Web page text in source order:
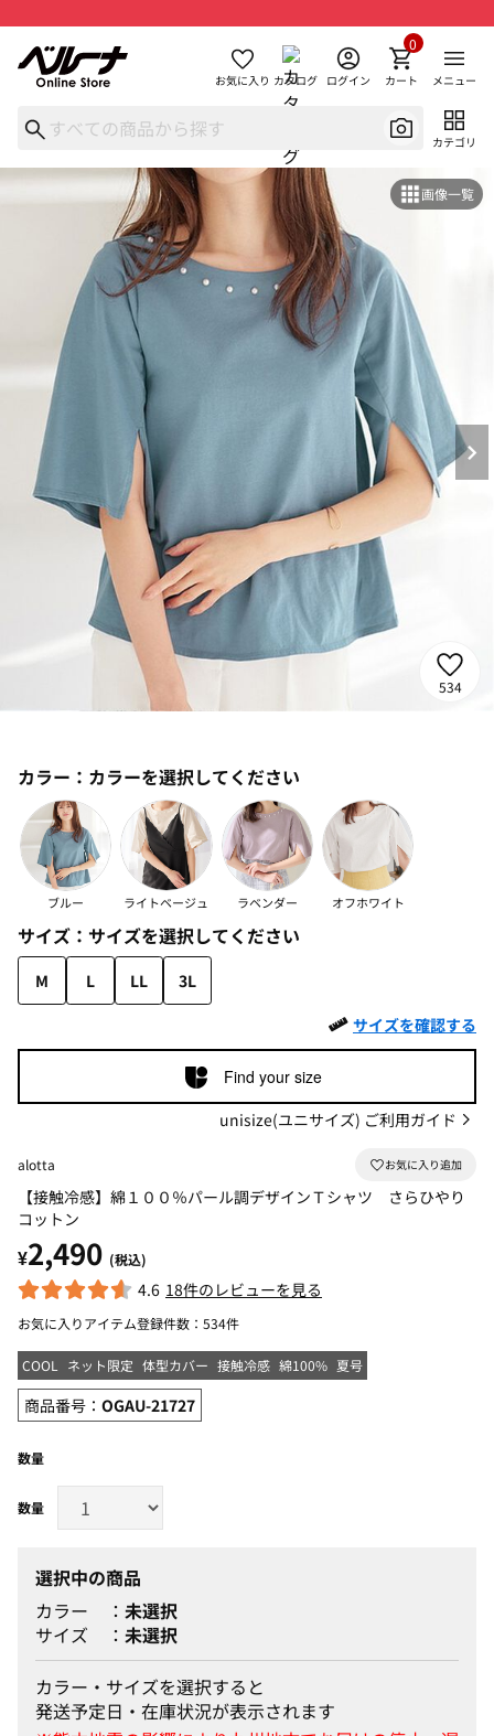
お気に入り カタログ ログイン カート
0
メニュー
カテゴリ
画像一覧
534
カラー： カラーを選択してください
ブルー ライトベージュ ラベンダー オフホワイト
サイズ： サイズを選択してください
M L LL
3L
サイズを確認する
Find your size
unisize(ユニサイズ) ご利用ガイド
alotta
【接触冷感】綿１００％パール調デザインＴシャツ さらひやり
コットン
¥2,490 (税込)
4.6 18件のレビューを見る
お気に入りアイテム登録件数： 534件
COOL ネット限定 体型カバー 接触冷感 綿100% 夏号
商品番号： OGAU-21727
数量
選択中の商品
カラー
未選択
サイズ
未選択
カラー・サイズを選択すると
発送予定日・在庫状況が表示されます